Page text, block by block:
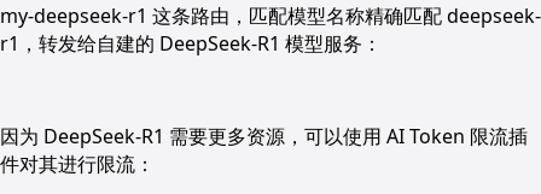
my-deepseek-r1 这条路由，匹配模型名称精确匹配 deepseek-
r1，转发给自建的 DeepSeek-R1 模型服务：
因为 DeepSeek-R1 需要更多资源，可以使用 AI Token 限流插
件对其进行限流：